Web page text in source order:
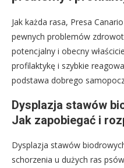
Jak każda rasa, Presa
pewnych problemów
potencjalny i obecny
profilaktykę i szybkie
podstawa dobrego
Dysplazja stawów
Jak zapobiegać i
Dysplazja stawów
schorzenia u dużych ras